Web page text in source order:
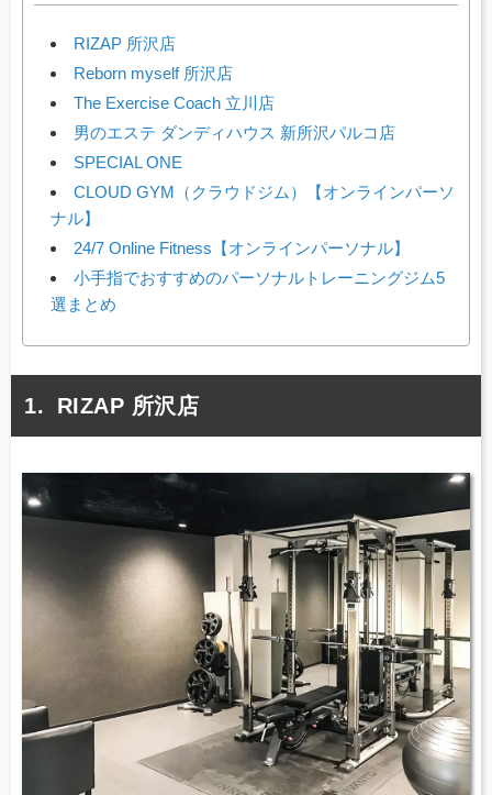
RIZAP 所沢店
Reborn myself 所沢店
The Exercise Coach 立川店
男のエステ ダンディハウス 新所沢パルコ店
SPECIAL ONE
CLOUD GYM（クラウドジム）【オンラインパーソ
ナル】
24/7 Online Fitness【オンラインパーソナル】
小手指でおすすめのパーソナルトレーニングジム5
選まとめ
RIZAP 所沢店